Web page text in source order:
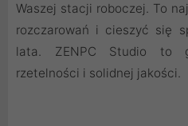
Waszej stacji roboczej. To
rozczarowań i cieszyć się
lata. ZENPC Studio to
rzetelności i solidnej jakości.